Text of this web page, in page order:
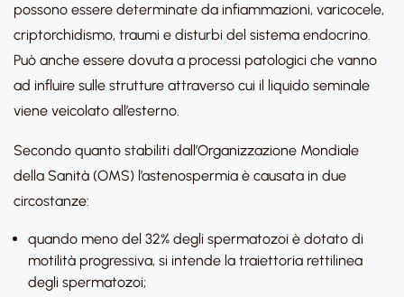
possono essere determinate da infiammazioni, varicocele,
criptorchidismo, traumi e disturbi del sistema endocrino.
Può anche essere dovuta a processi patologici che vanno
ad influire sulle strutture attraverso cui il liquido seminale
viene veicolato all’esterno.
Secondo quanto stabiliti dall’Organizzazione Mondiale
della Sanità (OMS) l’astenospermia è causata in due
circostanze:
quando meno del 32% degli spermatozoi è dotato di
motilità progressiva, si intende la traiettoria rettilinea
degli spermatozoi;